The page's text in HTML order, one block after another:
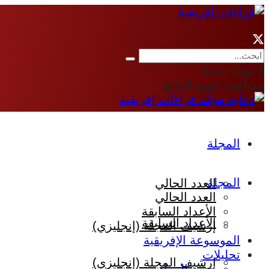
لا توجد نتيجة
مشاهدة جميع النتائج
المجلة
العدد الحالي
الأعداد السابقة
إرشيف المجلة (إنجليزي)
المجلة
العدد الحالي
الأعداد السابقة
إرشيف المجلة (إنجليزي)
الموسوعة الإفريقية
تحليلات